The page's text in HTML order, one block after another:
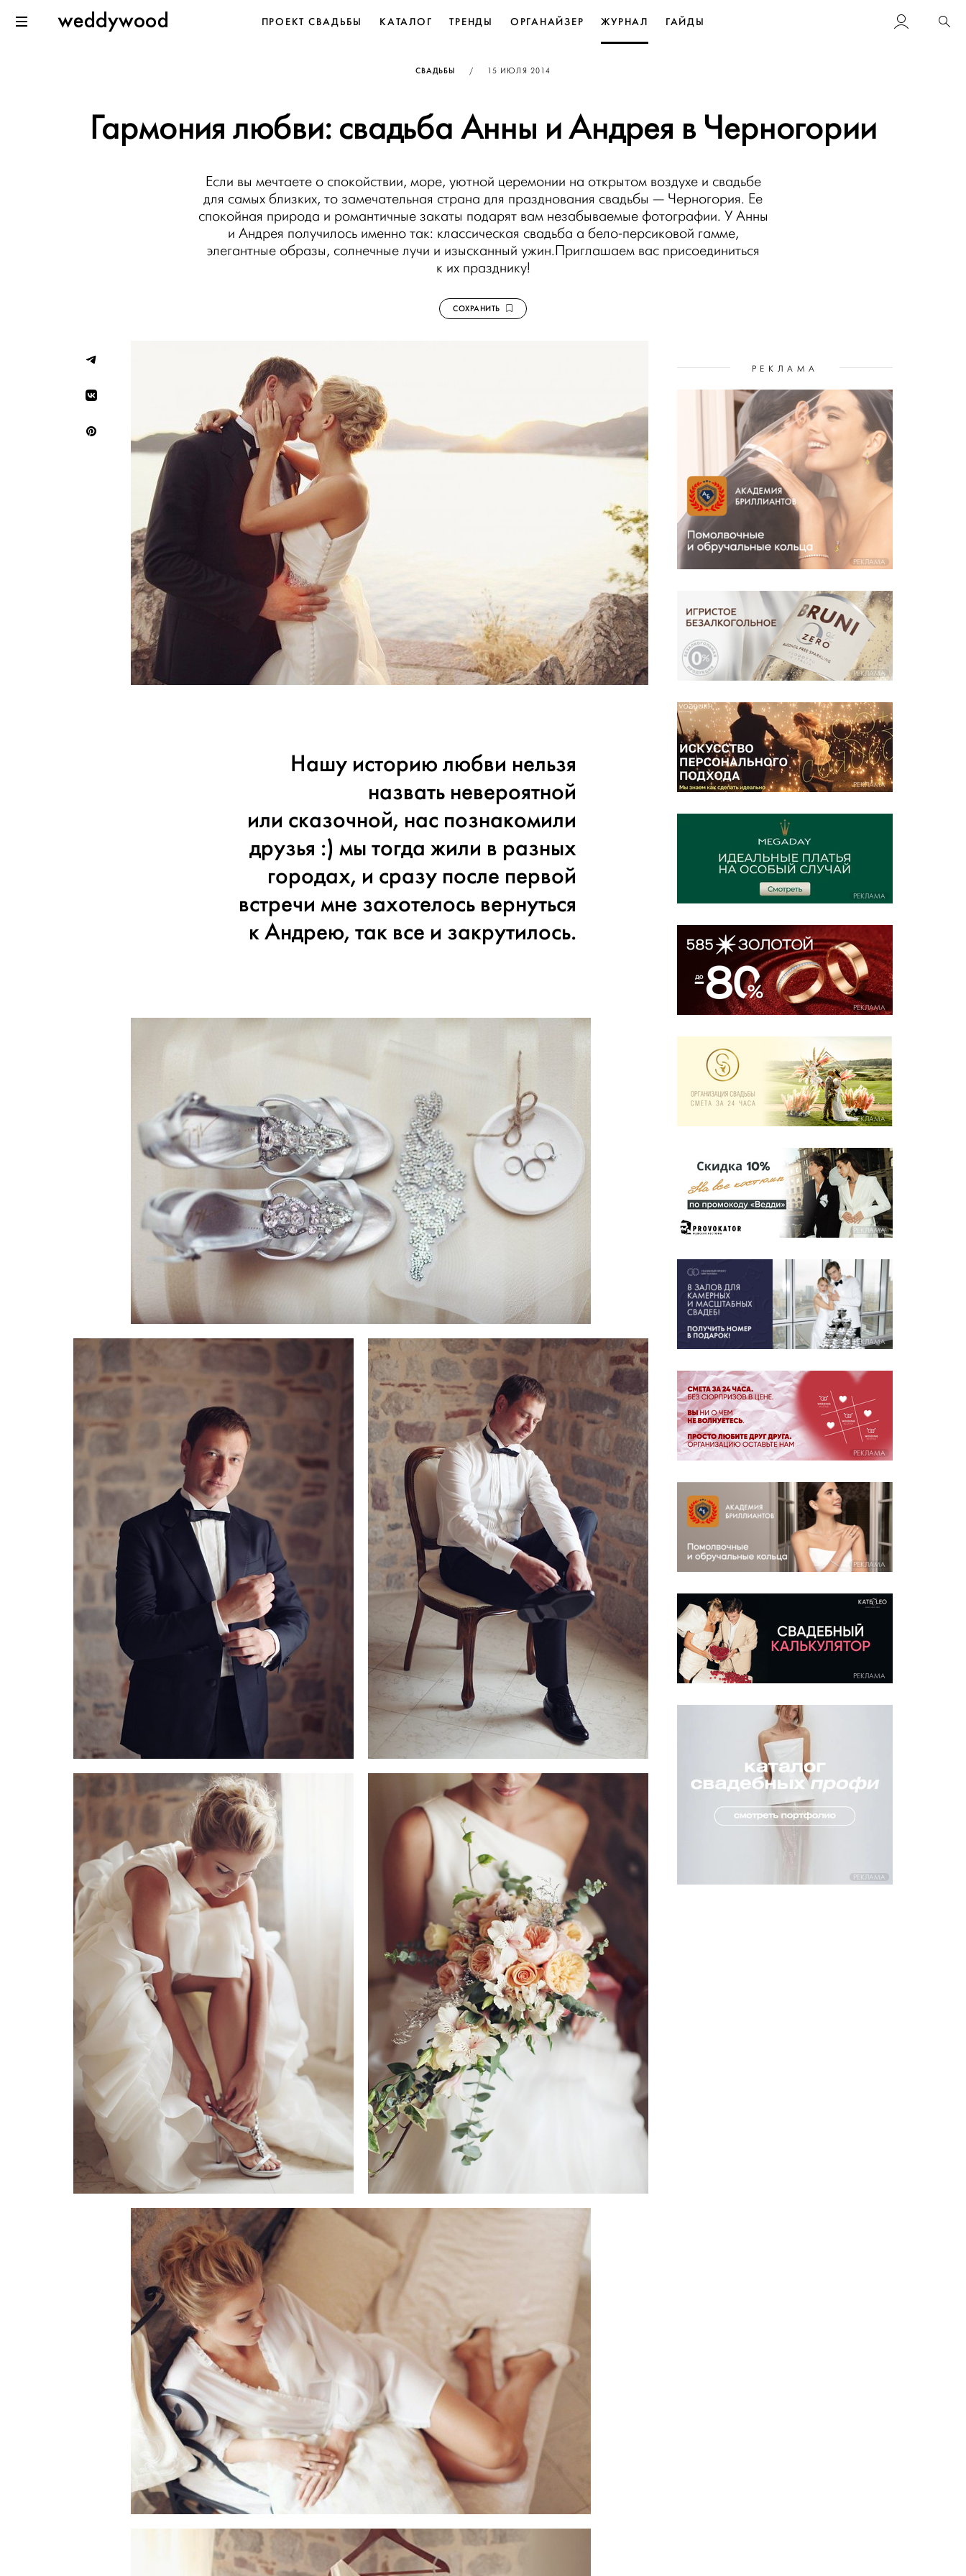
к содержанию
WeddywoodПРОЕКТ СВАДЬБЫ КАТАЛОГ ТРЕНДЫ ОРГАНАЙЗЕР ЖУРНАЛ ГАЙДЫ
СВАДЬБЫ / ОПУБЛИКОВАНО
15 ИЮЛЯ 2014
Гармония любви: свадьба Анны и Андрея в Черногории
Если вы мечтаете о спокойствии, море, уютной церемонии на открытом воздухе и свадьбе
для самых близких, то замечательная страна для празднования свадьбы — Черногория. Ее
спокойная природа и романтичные закаты подарят вам незабываемые фотографии. У Анны
и Андрея получилось именно так: классическая свадьба а бело-персиковой гамме,
элегантные образы, солнечные лучи и изысканный ужин.Приглашаем вас присоединиться
к их празднику!
СОХРАНИТЬ
Нашу историю любви нельзя
назвать невероятной
или сказочной, нас познакомили
друзья :) мы тогда жили в разных
городах, и сразу после первой
встречи мне захотелось вернуться
к Андрею, так все и закрутилось.
РЕКЛАМА
РЕКЛАМА
РЕКЛАМА
РЕКЛАМА
РЕКЛАМА
РЕКЛАМА
РЕКЛАМА
РЕКЛАМА
РЕКЛАМА
РЕКЛАМА
РЕКЛАМА
РЕКЛАМА
РЕКЛАМА